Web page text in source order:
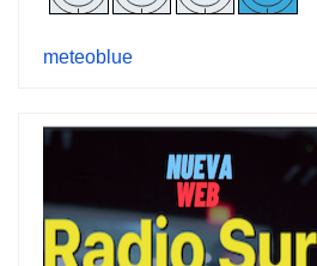
meteoblue